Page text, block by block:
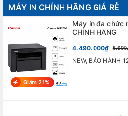
MÁY IN CHÍNH HÃNG GIÁ RẺ
Giảm 21%
Máy in đa chức
CHÍNH HÃNG
4.490.000₫
NEW, BẢO HÀNH